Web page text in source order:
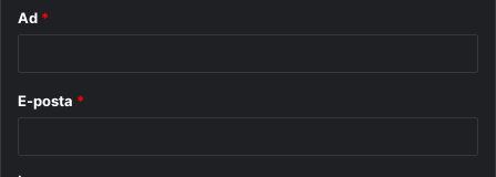
Ad *
E-posta *